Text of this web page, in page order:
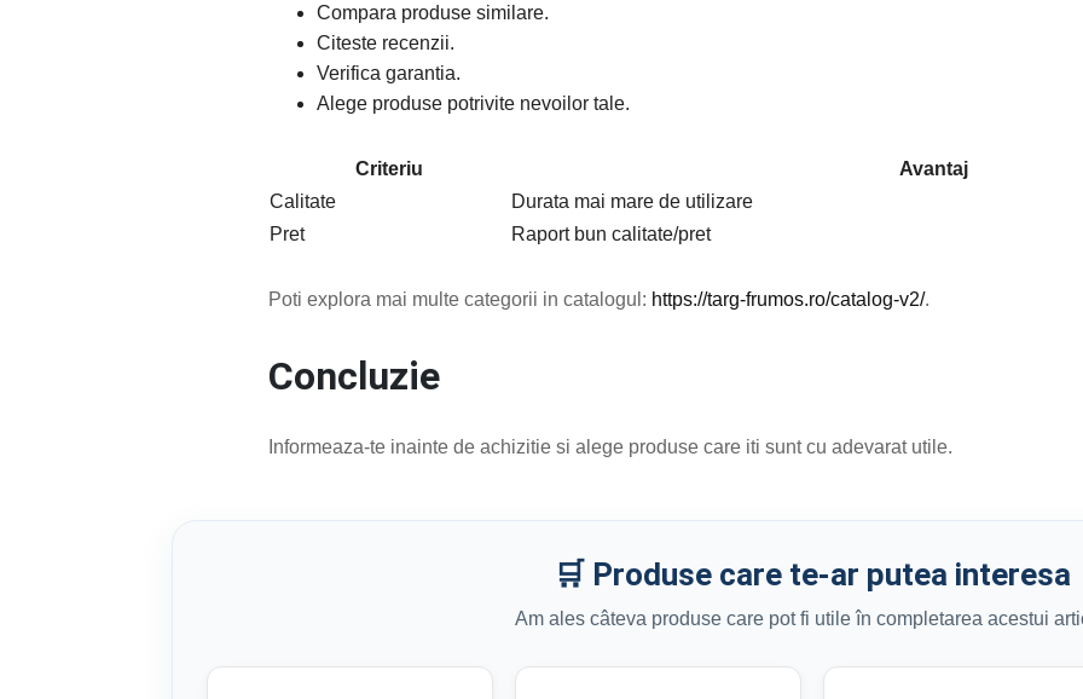
Compara produse similare.
Citeste recenzii.
Verifica garantia.
Alege produse potrivite nevoilor tale.
Criteriu
Avantaj
Calitate
Durata mai mare de utilizare
Pret
Raport bun calitate/pret
Poti explora mai multe categorii in catalogul: https://targ-frumos.ro/catalog-v2/.
Concluzie
Informeaza-te inainte de achizitie si alege produse care iti sunt cu adevarat utile.
🛒 Produse care te-ar putea interesa
Am ales câteva produse care pot fi utile în completarea acestui